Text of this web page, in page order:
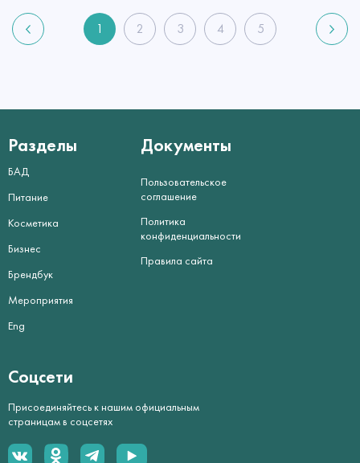
1 2 3 4 5
Разделы
БАД
Питание
Косметика
Бизнес
Брендбук
Мероприятия
Eng
Документы
Пользовательское
соглашение
Политика
конфиденциальности
Правила сайта
Соцсети
Присоединяйтесь к нашим официальным
страницам в соцсетях